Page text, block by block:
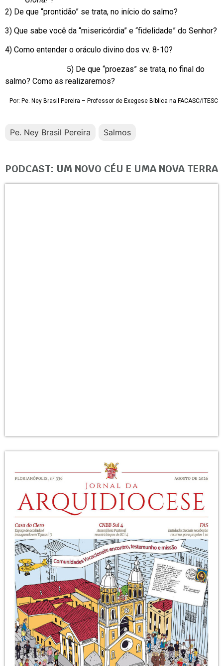
2) De que “prontidão” se trata, no início do salmo?
3) Que sabe você da “misericórdia” e “fidelidade” do Senhor?
4) Como entender o oráculo divino dos vv. 8-10?
5) De que “proezas” se trata, no final do
salmo? Como as realizaremos?
Por: Pe. Ney Brasil Pereira – Professor de Exegese Bíblica na FACASC/ITESC
Pe. Ney Brasil Pereira Salmos
PODCAST: UM NOVO CÉU E UMA NOVA TERRA